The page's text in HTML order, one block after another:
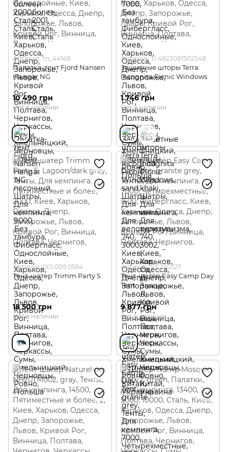
Артикул: fn_44148
Палатка-тент Fjord Nansen
Hangar NG
10 490 грн
Нет в наличии
Артикул: TI 4823081502548
Защитные шторы Terra
Incognita Picnic Windows
1 746 грн
Нет в наличии
Артикул: 001.009.0564
Тент-шатер Trimm Party S
18 500 грн
Нет в наличии
Артикул: EC 120327
Тент-шатёр Easy Camp Day
Tent
9 877 грн
Нет в наличии